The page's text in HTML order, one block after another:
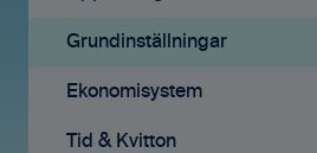
Grundinställningar
Ekonomisystem
Tid & Kvitton